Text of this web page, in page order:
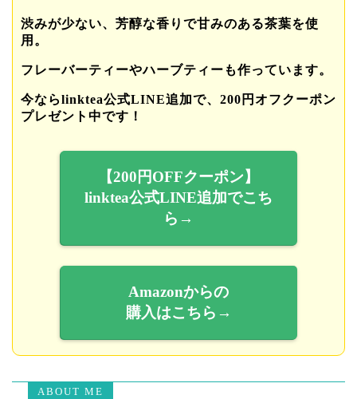
渋みが少ない、芳醇な香りで甘みのある茶葉を使
用。
フレーバーティーやハーブティーも作っています。
今ならlinktea公式LINE追加で、200円オフクーポン
プレゼント中です！
【200円OFFクーポン】
linktea公式LINE追加でこち
ら→
Amazonからの
購入はこちら→
ABOUT ME